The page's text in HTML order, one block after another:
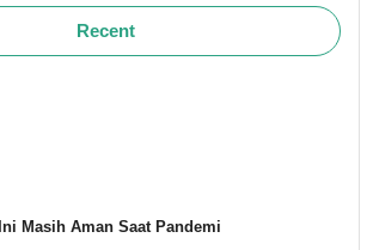
Recent
Masih Aman Saat Pandemi